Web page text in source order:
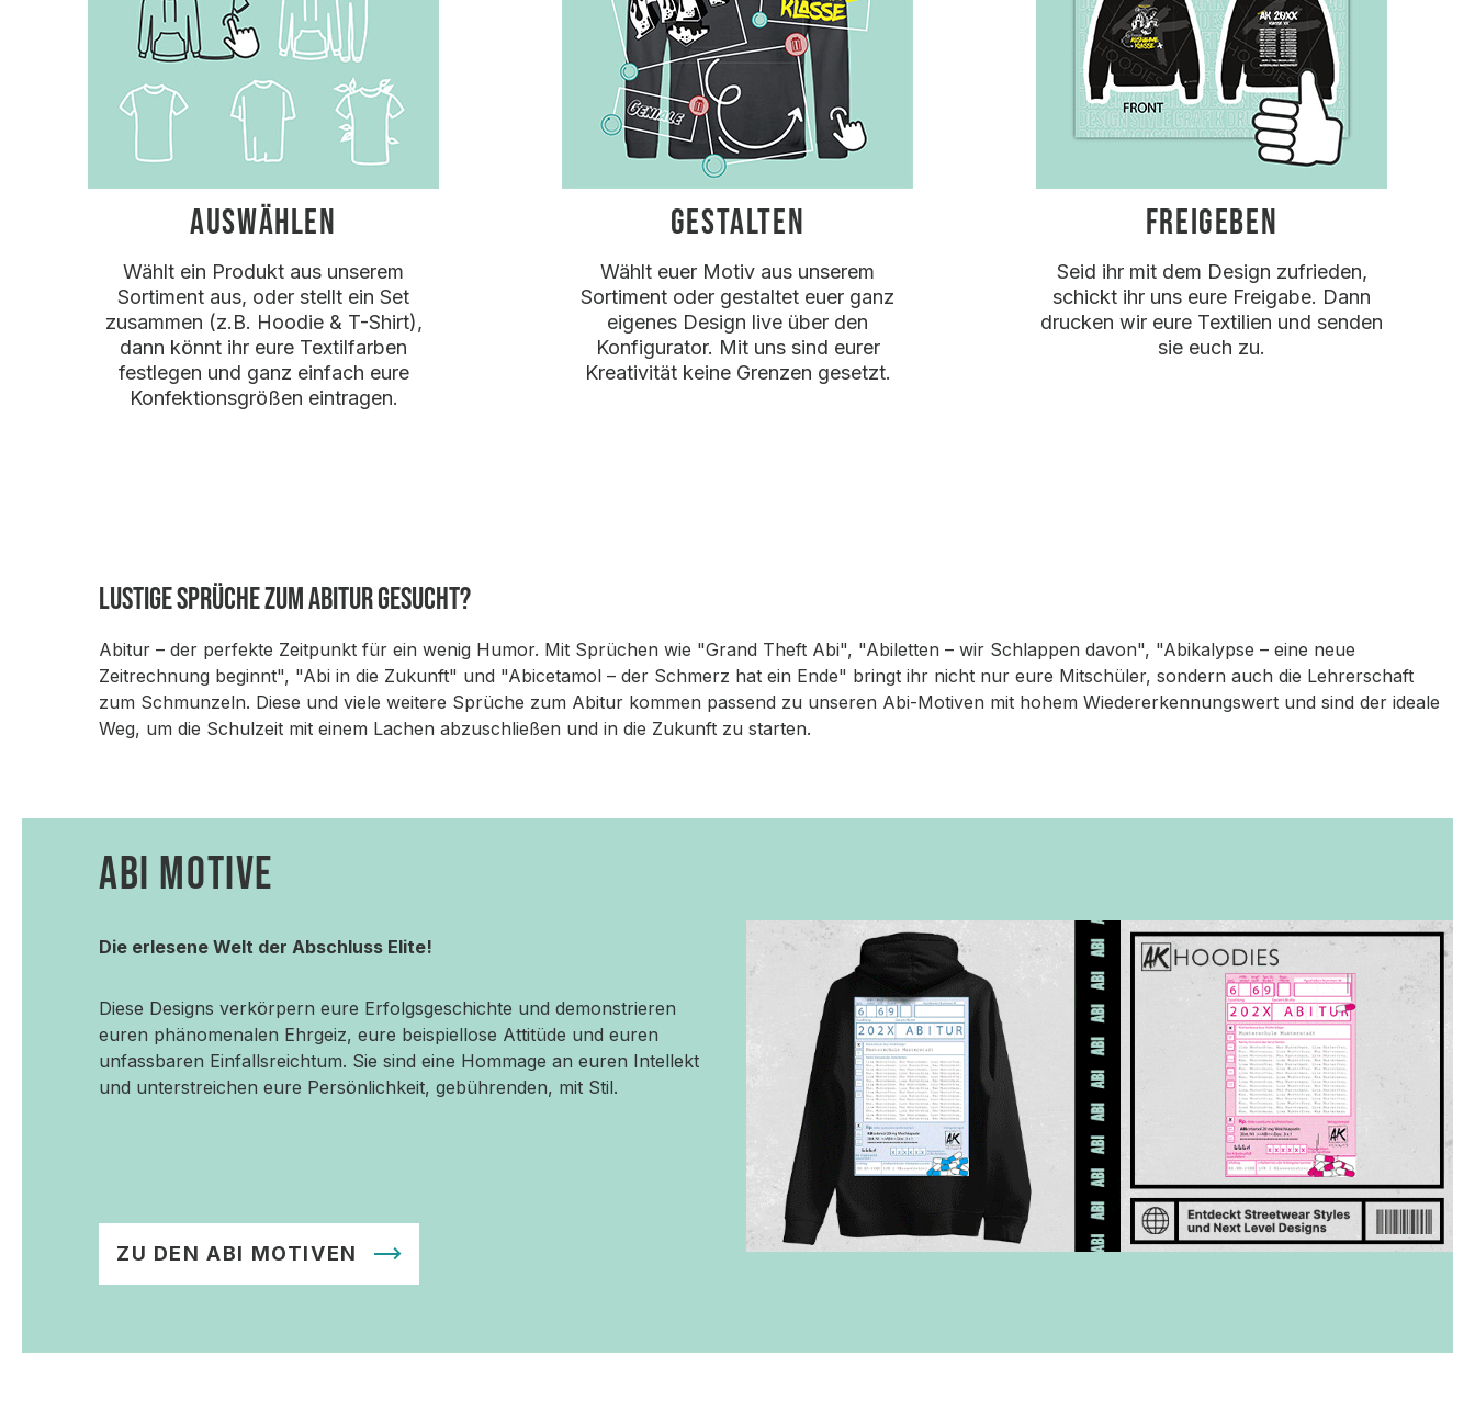
AUSWÄHLEN
Wählt ein Produkt aus unserem
Sortiment aus, oder stellt ein Set
zusammen (z.B. Hoodie & T-Shirt),
dann könnt ihr eure Textilfarben
festlegen und ganz einfach eure
Konfektionsgrößen eintragen.
GESTALTEN
Wählt euer Motiv aus unserem
Sortiment oder gestaltet euer ganz
eigenes Design live über den
Konfigurator. Mit uns sind eurer
Kreativität keine Grenzen gesetzt.
FREIGEBEN
Seid ihr mit dem Design zufrieden,
schickt ihr uns eure Freigabe. Dann
drucken wir eure Textilien und senden
sie euch zu.
Lustige Sprüche zum Abitur gesucht?
Abitur – der perfekte Zeitpunkt für ein wenig Humor. Mit Sprüchen wie "Grand Theft Abi", "Abiletten – wir Schlappen davon", "Abikalypse – eine neue
Zeitrechnung beginnt", "Abi in die Zukunft" und "Abicetamol – der Schmerz hat ein Ende" bringt ihr nicht nur eure Mitschüler, sondern auch die Lehrerschaft
zum Schmunzeln. Diese und viele weitere Sprüche zum Abitur kommen passend zu unseren Abi-Motiven mit hohem Wiedererkennungswert und sind der ideale
Weg, um die Schulzeit mit einem Lachen abzuschließen und in die Zukunft zu starten.
ABI MOTIVE
Die erlesene Welt der Abschluss Elite!
Diese Designs verkörpern eure Erfolgsgeschichte und demonstrieren
euren phänomenalen Ehrgeiz, eure beispiellose Attitüde und euren
unfassbaren Einfallsreichtum. Sie sind eine Hommage an euren Intellekt
und unterstreichen eure Persönlichkeit, gebührenden, mit Stil.
ZU DEN ABI MOTIVEN